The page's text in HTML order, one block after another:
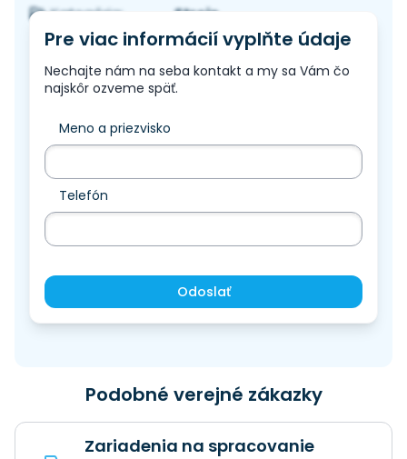
Kategória:
Stroje
Pre viac informácií vyplňte údaje
Nechajte nám na seba kontakt a my sa Vám čo
najskôr ozveme späť.
Meno a priezvisko
Telefón
Odoslať
Podobné verejné zákazky
Zariadenia na spracovanie